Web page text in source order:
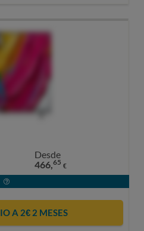
Desde
466,65 €
A 2€ 2 MESES